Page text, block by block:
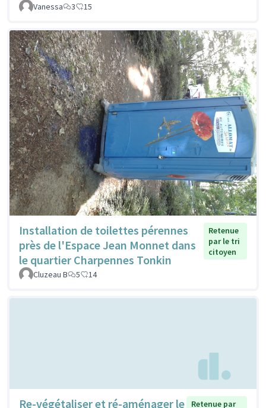
Vanessa
3 15
Installation de toilettes pérennes
près de l'Espace Jean Monnet dans
le quartier Charpennes Tonkin
Retenue
par le tri
citoyen
Cluzeau B 5 14
Re-végétaliser et ré-aménager le Retenue par